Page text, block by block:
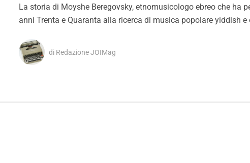
La storia di Moyshe Beregovsky, etnomusicologo ebreo che ha
anni Trenta e Quaranta alla ricerca di musica popolare yiddish
di Redazione JOIMag